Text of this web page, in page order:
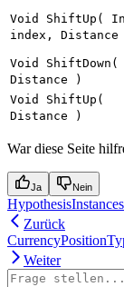
Void ShiftUp(
index, Distance
Void ShiftDown(
Distance )
Void ShiftUp(
Distance )
War diese Seite
Ja Nein
HypothesisInstances
Zurück
Weiter